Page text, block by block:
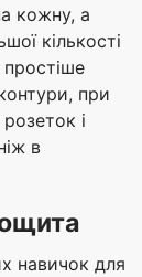
кожну, а
кількості
при
і
в
навичок для